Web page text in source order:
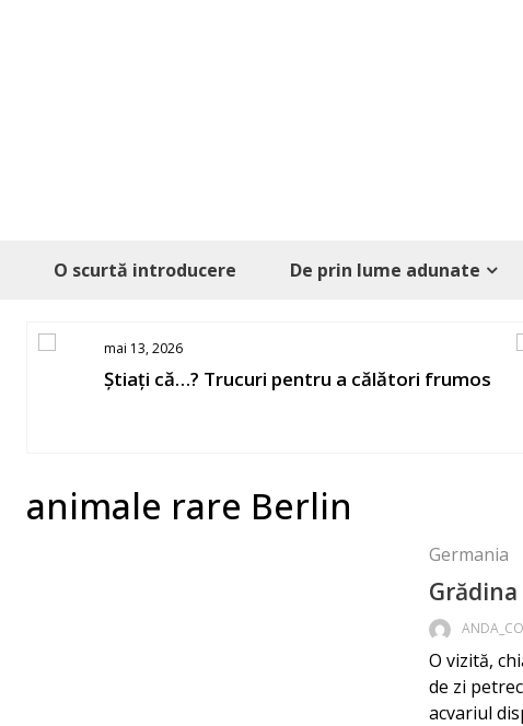
O scurtă introducere De prin lume adunate
mai 13, 2026
Știați că…? Trucuri pentru a călători frumos
animale rare Berlin
Germania
O vizită,
de zi
acvariul